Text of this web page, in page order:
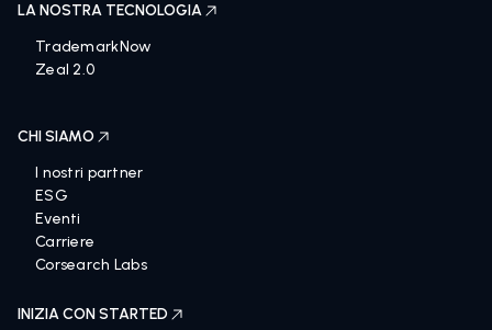
LA NOSTRA TECNOLOGIA
TrademarkNow
Zeal 2.0
CHI SIAMO
I nostri partner
ESG
Eventi
Carriere
Corsearch Labs
INIZIA CON STARTED